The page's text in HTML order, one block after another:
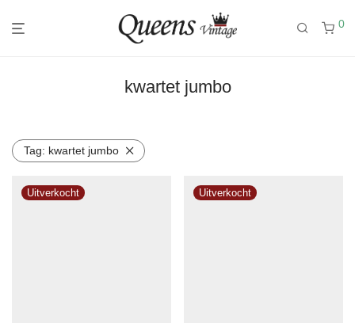
0
kwartet jumbo
Tag: kwartet jumbo